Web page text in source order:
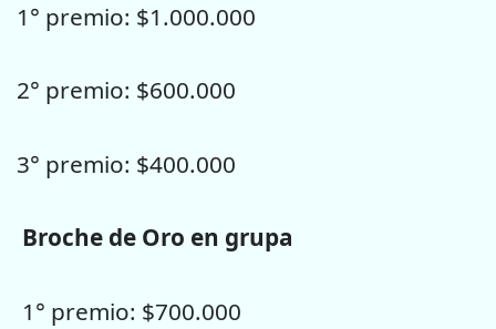
1° premio: $1.000.000
2° premio: $600.000
3° premio: $400.000
Broche de Oro en grupa
1° premio: $700.000